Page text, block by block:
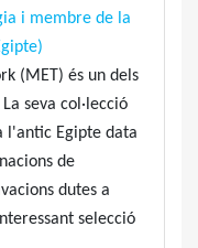
i membre de la
(MET) és un dels
seva col·lecció
l'antic Egipte data
de
dutes a
selecció